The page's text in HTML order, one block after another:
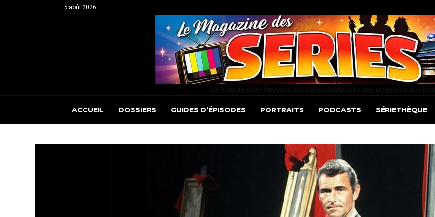
5 août 2026
ACCUEIL DOSSIERS GUIDES D’ÉPISODES PORTRAITS PODCASTS SÉRIETHÈQUE